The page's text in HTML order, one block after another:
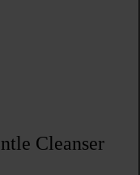
Cleanser